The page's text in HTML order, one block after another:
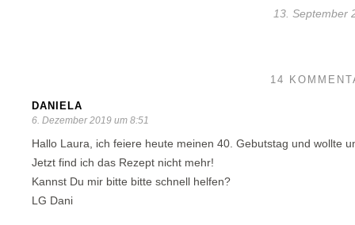
13. September
14
DANIELA
6. Dezember 2019 um 8:51
Hallo Laura, ich feiere heute meinen 40. Gebutstag und wollte
Jetzt find ich das Rezept nicht mehr!
Kannst Du mir bitte bitte schnell helfen?
LG Dani